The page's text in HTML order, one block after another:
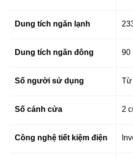
Dung tích ngăn lạnh
Dung tích ngăn đông 90
Số người sử dụng Từ
Số cánh cửa 2
Công nghệ tiết kiệm điện